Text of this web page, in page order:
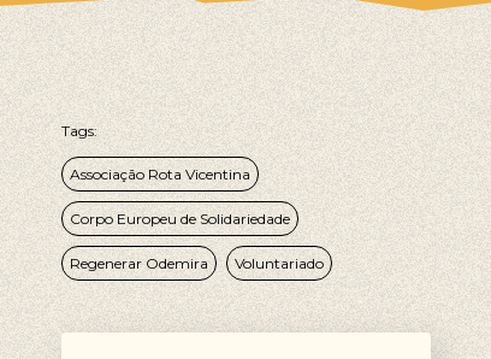
Tags:
Associação Rota Vicentina
Corpo Europeu de Solidariedade
Regenerar Odemira Voluntariado